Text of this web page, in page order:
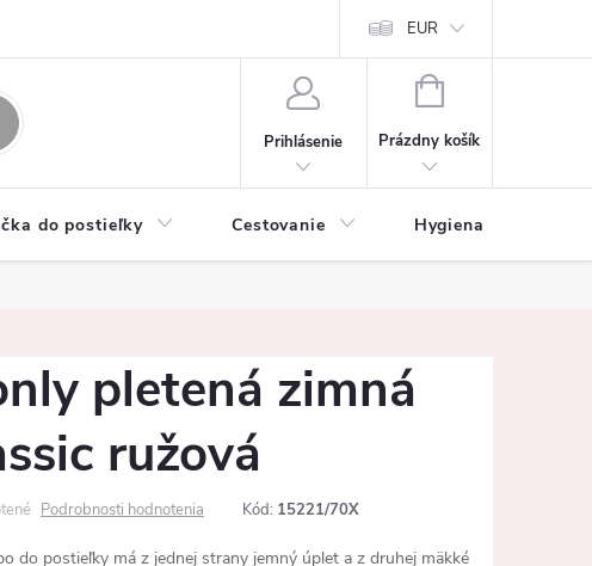
Vrátenie tovaru a reklamácia Ochrana osobných
EUR
Prihlásenie
NÁKUPNÝ
Prázdny košík
do postieľky Cestovanie Hygiena
pletená zimná
ružová
Podrobnosti hodnotenia Kód: 15221/70X
do postieľky má z jednej strany jemný úplet a z druhej mäkké